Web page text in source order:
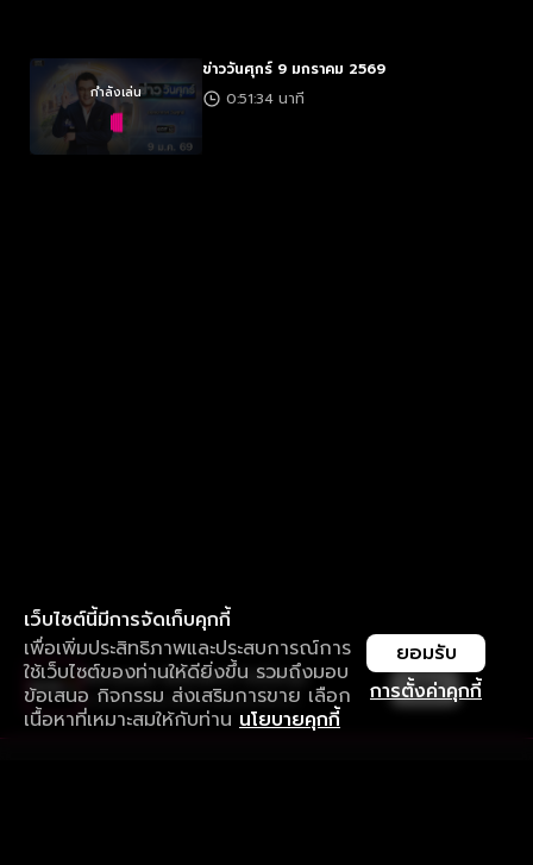
กำลังเล่น
ข่าววันศุกร์ 9 มกราคม 2569
0:51:34 นาที
เว็บไซต์นี้มีการจัดเก็บคุกกี้
เพื่อเพิ่มประสิทธิภาพและประสบการณ์การ
ใช้เว็บไซต์ของท่านให้ดียิ่งขึ้น รวมถึงมอบ
ข้อเสนอ กิจกรรม ส่งเสริมการขาย เลือก
เนื้อหาที่เหมาะสมให้กับท่าน นโยบายคุกกี้
การตั้งค่าคุกกี้
ยอมรับ
ใช้งานแอป ลื่นไหลกว่า ไม่มีสะดุด
ดาวน์โหลดแอปเพื่อการรับชมที่ดีกว่า เปิด